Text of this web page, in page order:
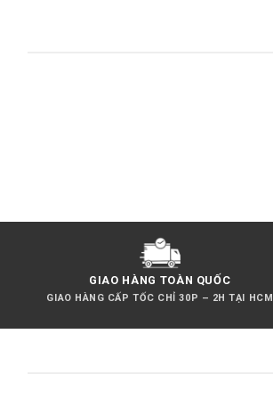
GIAO HÀNG TOÀN QUỐC
GIAO HÀNG CẤP TỐC CHỈ 30P – 2H TẠI HCM